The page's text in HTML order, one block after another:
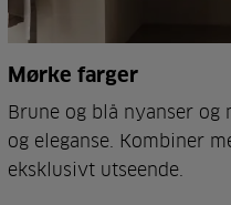
Mørke farger
Brune og blå nyanser
og eleganse. Kombiner
eksklusivt utseende.